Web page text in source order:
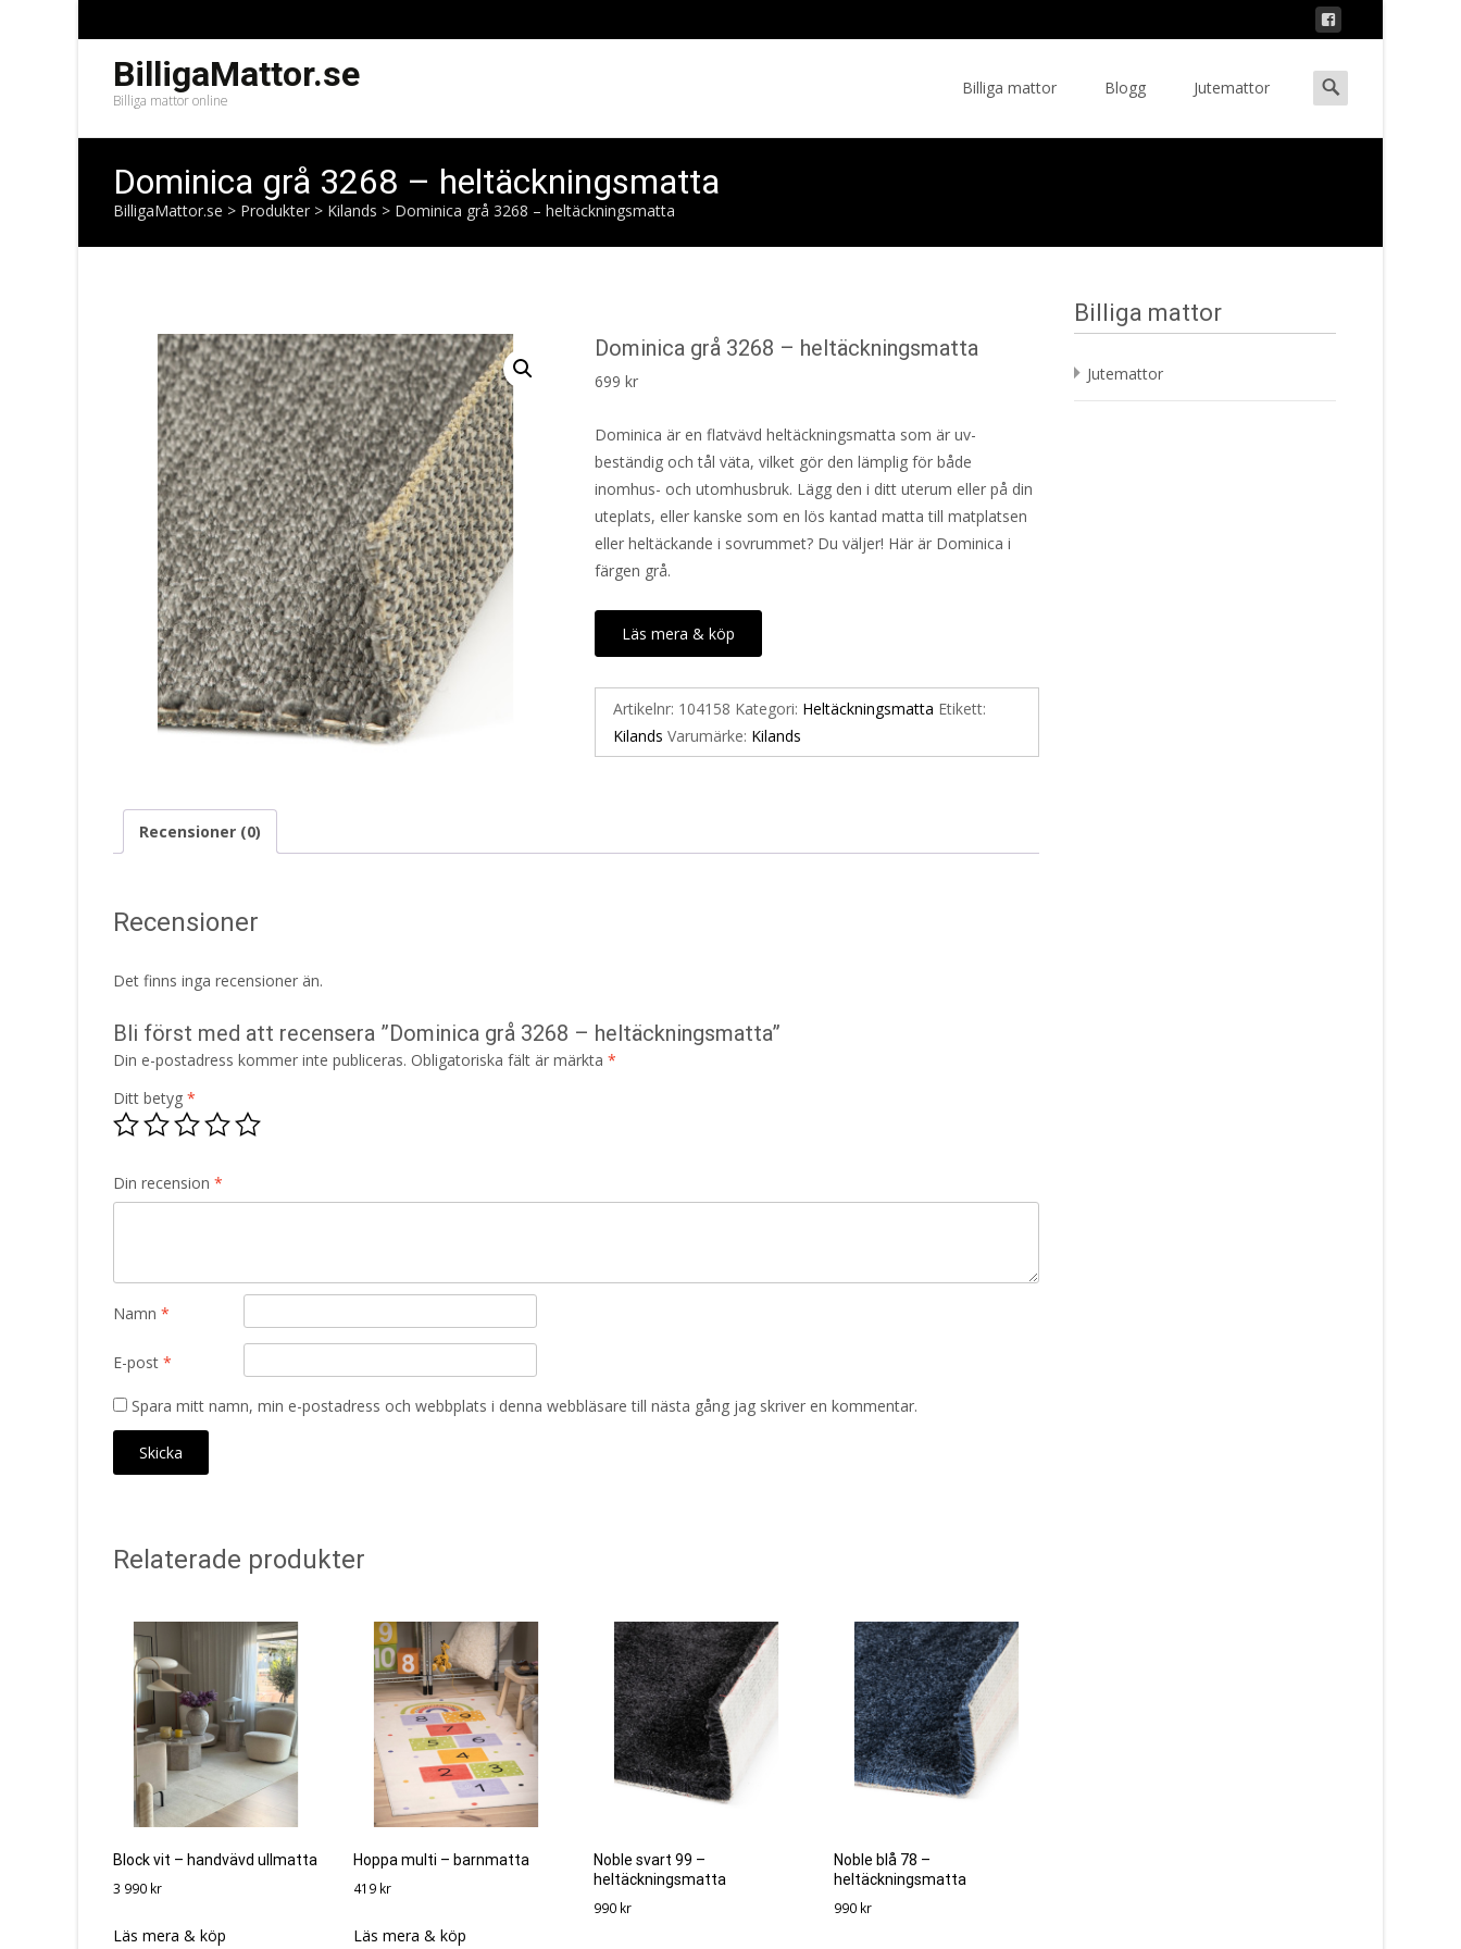
BilligaMattor.se
Billiga mattor online
Billiga mattor Blogg Jutemattor
Search
for:
Dominica grå 3268 – heltäckningsmatta
BilligaMattor.se > Produkter > Kilands > Dominica grå 3268 – heltäckningsmatta
Dominica grå 3268 – heltäckningsmatta
699kr
Dominica är en flatvävd heltäckningsmatta som är uv-
beständig och tål väta, vilket gör den lämplig för både
inomhus- och utomhusbruk. Lägg den i ditt uterum eller på din
uteplats, eller kanske som en lös kantad matta till matplatsen
eller heltäckande i sovrummet? Du väljer! Här är Dominica i
färgen grå.
Läs mera & köp
Artikelnr: 104158 Kategori: Heltäckningsmatta Etikett:
Kilands Varumärke: Kilands
Recensioner (0)
Recensioner
Det finns inga recensioner än.
Bli först med att recensera ”Dominica grå 3268 – heltäckningsmatta”
Din e-postadress kommer inte publiceras. Obligatoriska fält är märkta *
Ditt betyg *
Din recension *
Namn *
E-post *
Spara mitt namn, min e-postadress och webbplats i denna webbläsare till nästa gång jag skriver en kommentar.
Relaterade produkter
Block vit – handvävd ullmatta
3 990 kr
Läs mera & köp
Hoppa multi – barnmatta
419 kr
Läs mera & köp
Noble svart 99 –
heltäckningsmatta
990 kr
Noble blå 78 –
heltäckningsmatta
990 kr
Billiga mattor
Jutemattor